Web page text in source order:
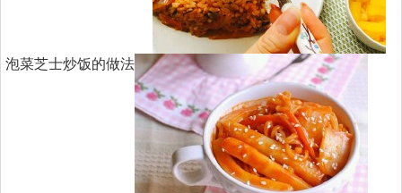
泡菜芝士炒饭的做法